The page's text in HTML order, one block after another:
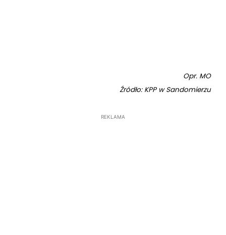
Opr. MO
Źródło: KPP w Sandomierzu
REKLAMA